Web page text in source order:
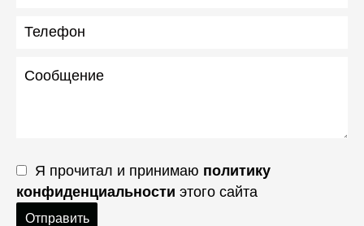
Я прочитал и принимаю политику
конфиденциальности этого сайта
Отправить